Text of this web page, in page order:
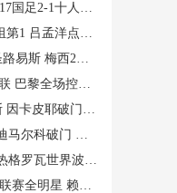
松源登场1分钟传射
米破门 将战A组第2
1传 阿伦助攻戴帽
6成+8射3正未果
主 福纳尔斯1射2传
+点射拉莫斯登场
德里克时隔614天复出
里破门塞梅尼奥助攻